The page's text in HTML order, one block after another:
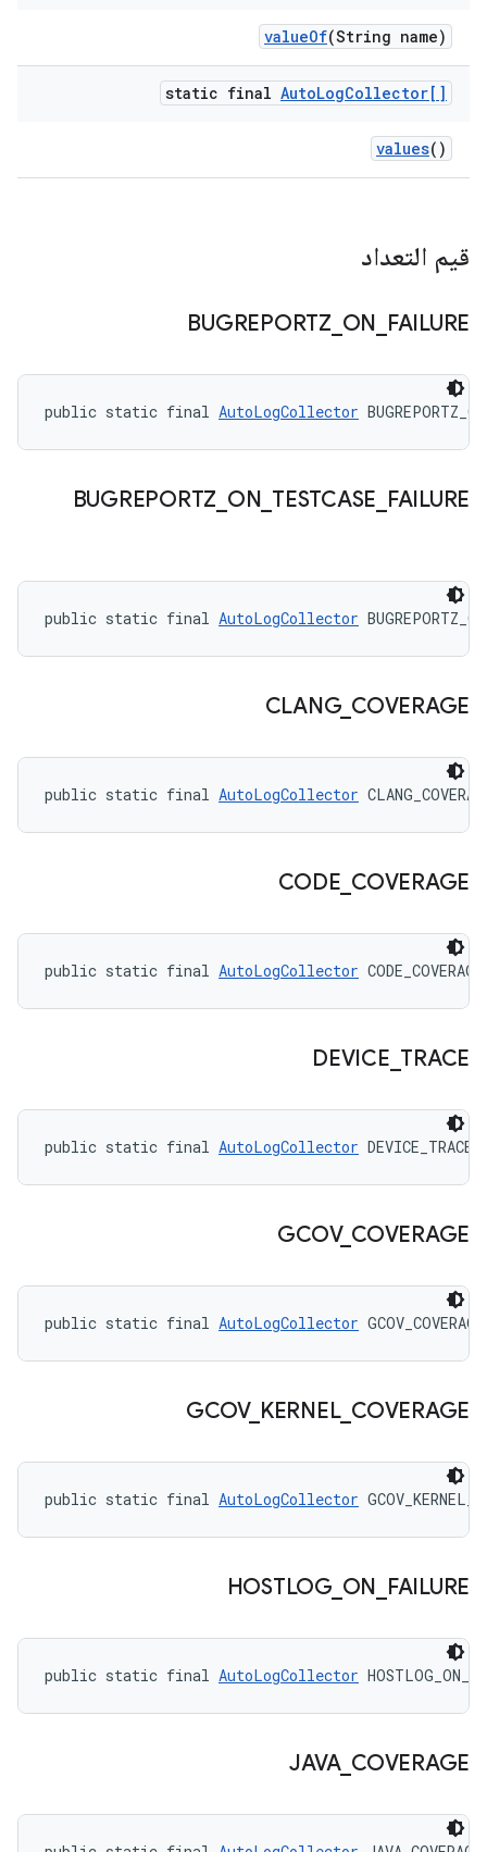
valueOf(String name)
static final AutoLogCollector[]
values()
قيم التعداد
BUGREPORTZ ON FAILURE
public static final AutoLogCollector
BUGREPORTZ ON TESTCASE FAILURE
public static final AutoLogCollector
CLANG_ COVERAGE
public static final AutoLogCollector
CODE COVERAGE
public static final AutoLogCollector CODE_COVERAGE
DEVICE TRACE
public static final AutoLogCollector DEVICE_TRACE
GCOV_ COVERAGE
public static final AutoLogCollector GCOV_COVERAGE
GCOV_ KERNEL_ COVERAGE
public static final AutoLogCollector
HOSTLOG_ ON FAILURE
public static final AutoLogCollector
JAVA_ COVERAGE